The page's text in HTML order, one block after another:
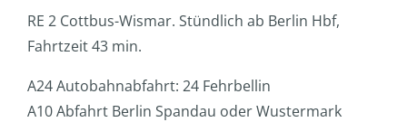
RE 2 Cottbus-Wismar. Stündlich ab Berlin Hbf,
Fahrtzeit 43 min.
A24 Autobahnabfahrt: 24 Fehrbellin
A10 Abfahrt Berlin Spandau oder Wustermark